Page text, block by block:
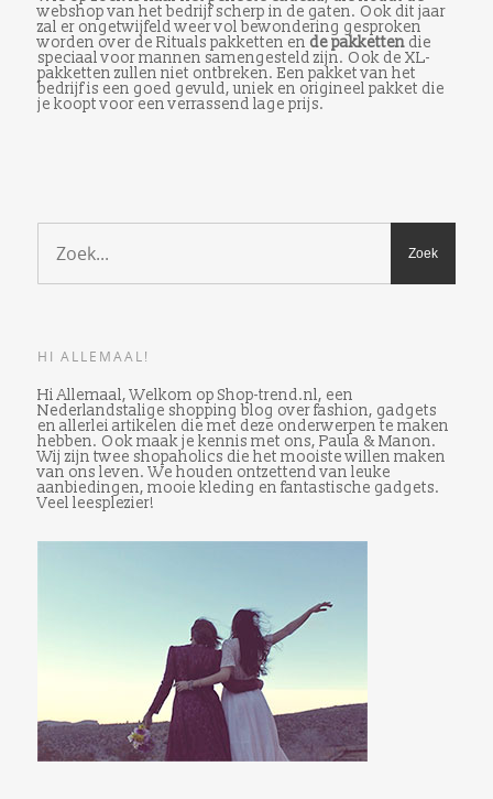
webshop van het bedrijf scherp in de gaten. Ook dit jaar
zal er ongetwijfeld weer vol bewondering gesproken
worden over de Rituals pakketten en de pakkettendie
speciaal voor mannen samengesteld zijn. Ook de XL-
pakketten zullen niet ontbreken. Een pakket van het
bedrijf is een goed gevuld, uniek en origineel pakket die
je koopt voor een verrassend lage prijs.
HI ALLEMAAL!
Hi Allemaal, Welkom op Shop-trend.nl, een
Nederlandstalige shopping blog over fashion, gadgets
en allerlei artikelen die met deze onderwerpen te maken
hebben. Ook maak je kennis met ons, Paula & Manon.
Wij zijn twee shopaholics die het mooiste willen maken
van ons leven. We houden ontzettend van leuke
aanbiedingen, mooie kleding en fantastische gadgets.
Veel leesplezier!